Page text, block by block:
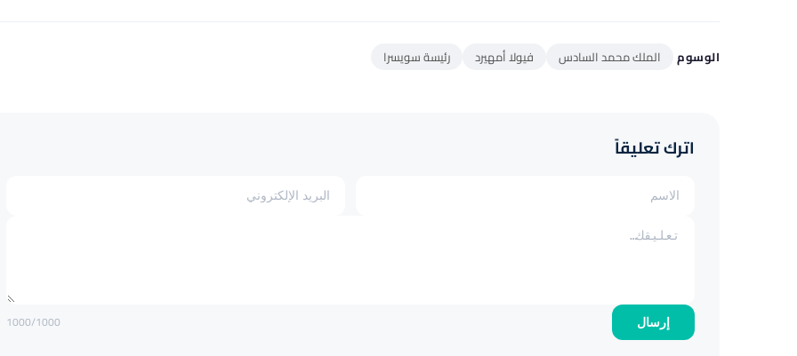
الوسوم الملك محمد السادس فيولا أمهيرد رئيسة سويسرا
اترك تعليقاً
إرسال 1000/1000